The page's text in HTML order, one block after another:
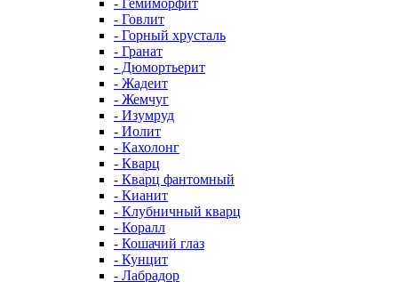
- Гемиморфит
- Говлит
- Горный хрусталь
- Гранат
- Дюмортьерит
- Жадеит
- Жемчуг
- Изумруд
- Иолит
- Кахолонг
- Кварц
- Кварц фантомный
- Кианит
- Клубничный кварц
- Коралл
- Кошачий глаз
- Кунцит
- Лабрадор